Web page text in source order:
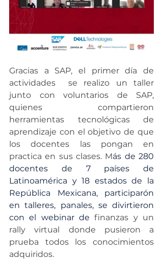
Gracias a SAP, el primer día de
actividades  se realizo un taller
junto con voluntarios de SAP,
quienes compartieron
herramientas tecnológicas de
aprendizaje con el objetivo de que
los docentes las pongan en
practica en sus clases. Más de 280
docentes de 7 países de
Latinoamérica y 18 estados de la
República Mexicana, participarón
en talleres, panales, se divirtieron
con el webinar de finanzas y un
rally virtual donde pusieron a
prueba todos los conocimientos
adquiridos.